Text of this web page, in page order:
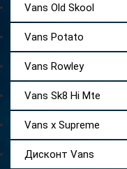
Vans Old Skool
Vans Potato
Vans Rowley
Vans Sk8 Hi Mte
Vans x Supreme
Дисконт Vans